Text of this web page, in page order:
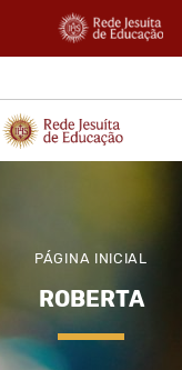
PÁGINA INICIAL
ROBERTA